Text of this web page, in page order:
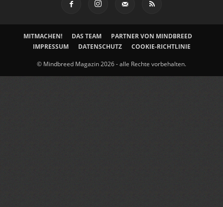
MITMACHEN! DAS TEAM
PARTNER VON MINDBREED
IMPRESSUM
DATENSCHUTZ COOKIE-RICHTLINIE
© Mindbreed Magazin 2026 - alle Rechte vorbehalten.